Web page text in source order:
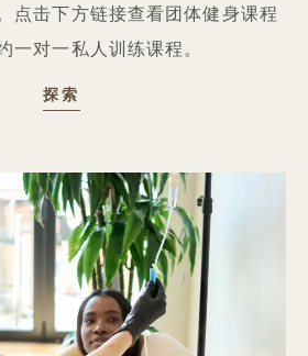
点击下方链接查看团体健身课程
一对一私人训练课程。
探索